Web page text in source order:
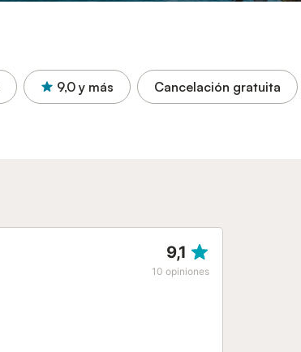
9,0 y más Cancelación gratuita
9,1
10 opiniones